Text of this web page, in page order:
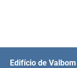
Edifício de Valbom